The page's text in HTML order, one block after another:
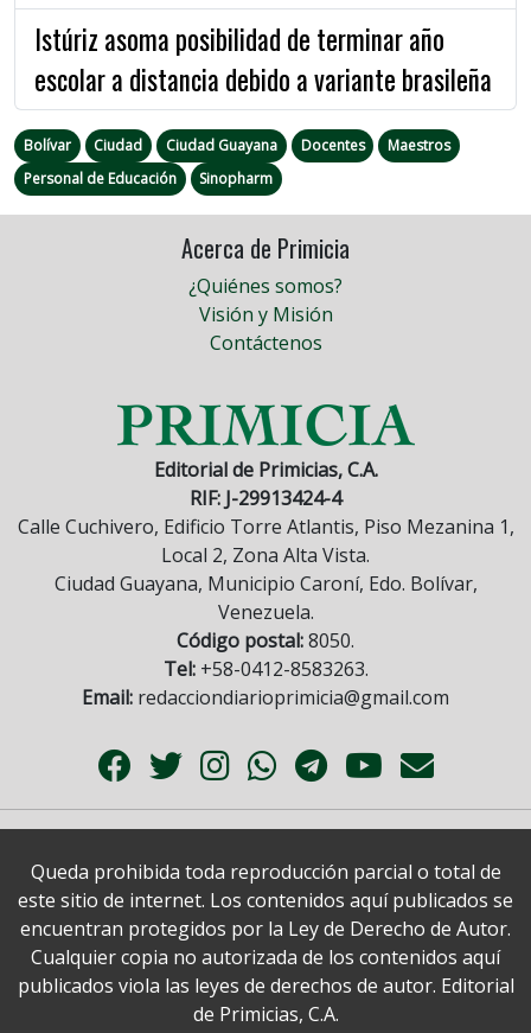
Istúriz asoma posibilidad de terminar año
escolar a distancia debido a variante brasileña
Bolívar Ciudad Ciudad Guayana Docentes
Maestros
Personal de Educación
Sinopharm
Acerca de Primicia
¿Quiénes somos?
Visión y Misión
Contáctenos
Editorial de Primicias, C.A.
RIF: J-29913424-4
Calle Cuchivero, Edificio Torre Atlantis, Piso Mezanina 1,
Local 2, Zona Alta Vista.
Ciudad Guayana, Municipio Caroní, Edo. Bolívar,
Venezuela.
Código postal:8050.
Tel:+58-0412-8583263.
Email: redacciondiarioprimicia@gmail.com
Queda prohibida toda reproducción parcial o total de
este sitio de internet. Los contenidos aquí publicados se
encuentran protegidos por la Ley de Derecho de Autor.
Cualquier copia no autorizada de los contenidos aquí
publicados viola las leyes de derechos de autor. Editorial
de Primicias, C.A.